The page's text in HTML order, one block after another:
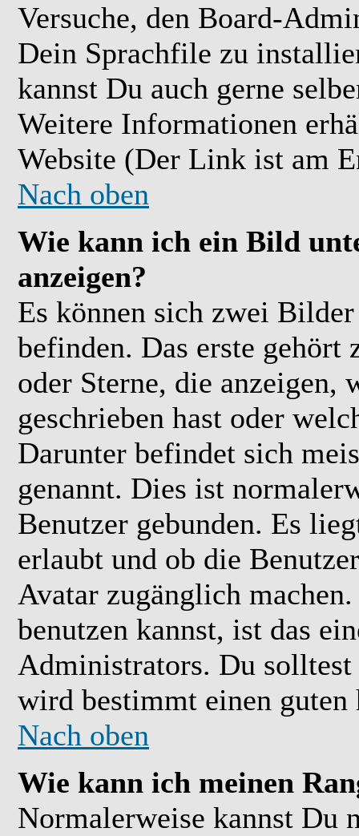
Versuche, den Board-
Dein Sprachfile zu
kannst Du auch gerne
Weitere Informationen
Website (Der Link ist am
Nach oben
Wie kann ich ein Bild
anzeigen?
Es können sich zwei
befinden. Das erste gehört
oder Sterne, die anzeigen,
geschrieben hast oder
Darunter befindet sich
genannt. Dies ist
Benutzer gebunden. Es
erlaubt und ob die
Avatar zugänglich
benutzen kannst, ist das
Administrators. Du
wird bestimmt einen guten
Nach oben
Wie kann ich meinen
Normalerweise kannst Du